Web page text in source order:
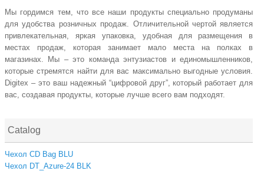
Мы гордимся тем, что все наши продукты специально продуманы
для удобства розничных продаж. Отличительной чертой является
привлекательная, яркая упаковка, удобная для размещения в
местах продаж, которая занимает мало места на полках в
магазинах. Мы – это команда энтузиастов и единомышленников,
которые стремятся найти для вас максимально выгодные условия.
Digitex – это ваш надежный “цифровой друг”, который работает для
вас, создавая продукты, которые лучше всего вам подходят.
Catalog
Чехол CD Bag BLU
Чехол DT_Azure-24 BLK